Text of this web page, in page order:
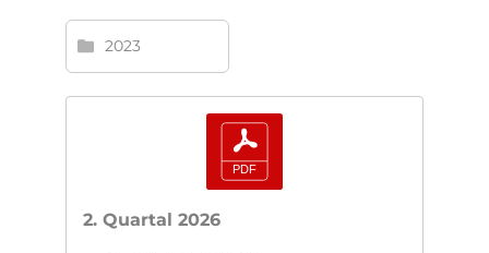
2023
2. Quartal 2026